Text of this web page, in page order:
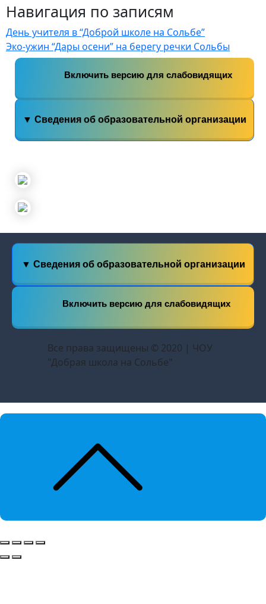
Навигация по записям
День учителя в “Доброй школе на Сольбе”
Эко-ужин “Дары осени” на берегу речки Сольбы
Включить версию для слабовидящих
▼ Сведения об образовательной организации
▼ Сведения об образовательной организации
Включить версию для слабовидящих
Все права защищены © 2020 | ЧОУ
"Добрая школа на Сольбе"